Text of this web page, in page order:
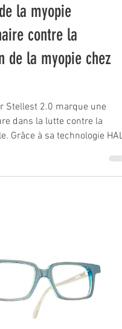
la myopie
contre la
de la myopie chez
Stellest 2.0 marque une
dans la lutte contre la
Grâce à sa technologie HALT
de l’œil et préserver la
Chez Ol’Optic Toulouse,